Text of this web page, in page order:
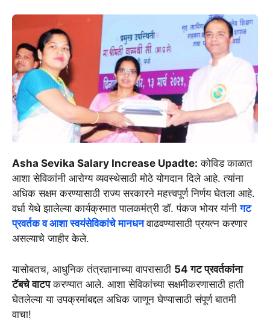
Asha Sevika Salary Increase Upadte: कोविड काळात
आशा सेविकांनी आरोग्य व्यवस्थेसाठी मोठे योगदान दिले आहे. त्यांना
अधिक सक्षम करण्यासाठी राज्य सरकारने महत्त्वपूर्ण निर्णय घेतला आहे.
वर्धा येथे झालेल्या कार्यक्रमात पालकमंत्री डॉ. पंकज भोयर यांनीगट
प्रवर्तक व आशा स्वयंसेविकांचे मानधन वाढवण्यासाठी प्रयत्न करणार
असल्याचे जाहीर केले.
यासोबतच, आधुनिक तंत्रज्ञानाच्या वापरासाठी 54 गट प्रवर्तकांना
टॅबचे वाटपकरण्यात आले. आशा सेविकांच्या सक्षमीकरणासाठी हाती
घेतलेल्या या उपक्रमांबद्दल अधिक जाणून घेण्यासाठी संपूर्ण बातमी
वाचा!